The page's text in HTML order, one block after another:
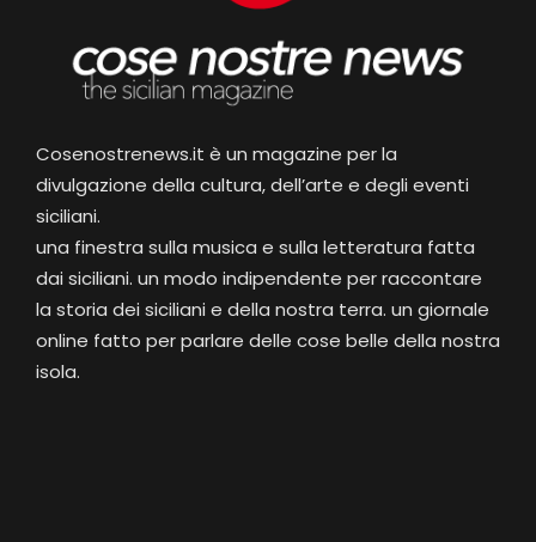
Cosenostrenews.it è un magazine per la
divulgazione della cultura, dell’arte e degli eventi
siciliani.
una finestra sulla musica e sulla letteratura fatta
dai siciliani. un modo indipendente per raccontare
la storia dei siciliani e della nostra terra. un giornale
online fatto per parlare delle cose belle della nostra
isola.